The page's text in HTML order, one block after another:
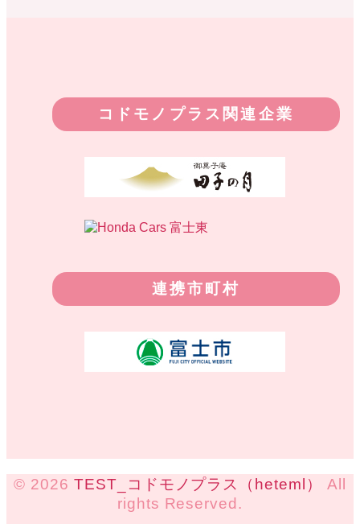
コドモノプラス関連企業
連携市町村
© 2026 TEST_コドモノプラス（heteml）
All
rights Reserved.